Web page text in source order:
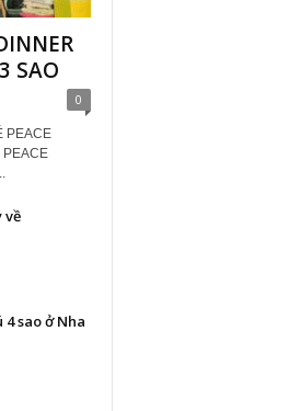
SAO
0
PEACE
PEACE
về
sao ở Nha